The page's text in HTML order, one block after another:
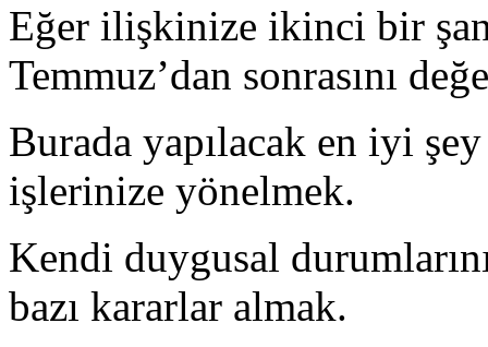
Eğer ilişkinize ikinci bir
Temmuz’dan sonrasını
Burada yapılacak en iyi
işlerinize yönelmek.
Kendi duygusal
bazı kararlar almak.